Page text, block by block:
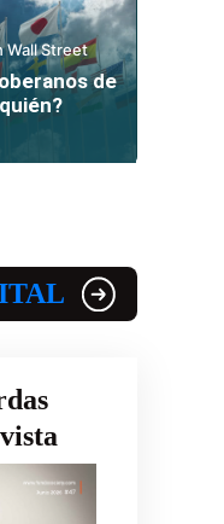
Wall Street
de